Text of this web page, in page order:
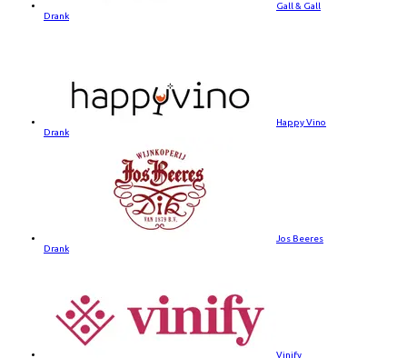
Gall & Gall
Drank
Happy Vino
Drank
Jos Beeres
Drank
Vinify